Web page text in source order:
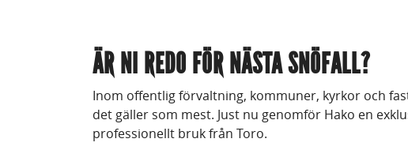
ÄR NI REDO FÖR NÄSTA SNÖFALL?
Inom offentlig förvaltning, kommuner, kyrkor och
det gäller som mest. Just nu genomför Hako en
professionellt bruk från Toro.